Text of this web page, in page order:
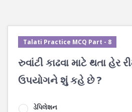
Talati Practice MCQ Part - 8
રુવાંટી કાઢવા માટે થતા હેર
ઉપયોગને શું કહે છે ?
ડેપિલેશન